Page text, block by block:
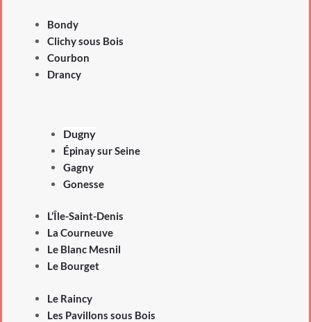
Bondy
Clichy sous Bois
Courbon
Drancy
Dugny
Épinay sur Seine
Gagny
Gonesse
L’Île-Saint-Denis
La Courneuve
Le Blanc Mesnil
Le Bourget
Le Raincy
Les Pavillons sous Bois